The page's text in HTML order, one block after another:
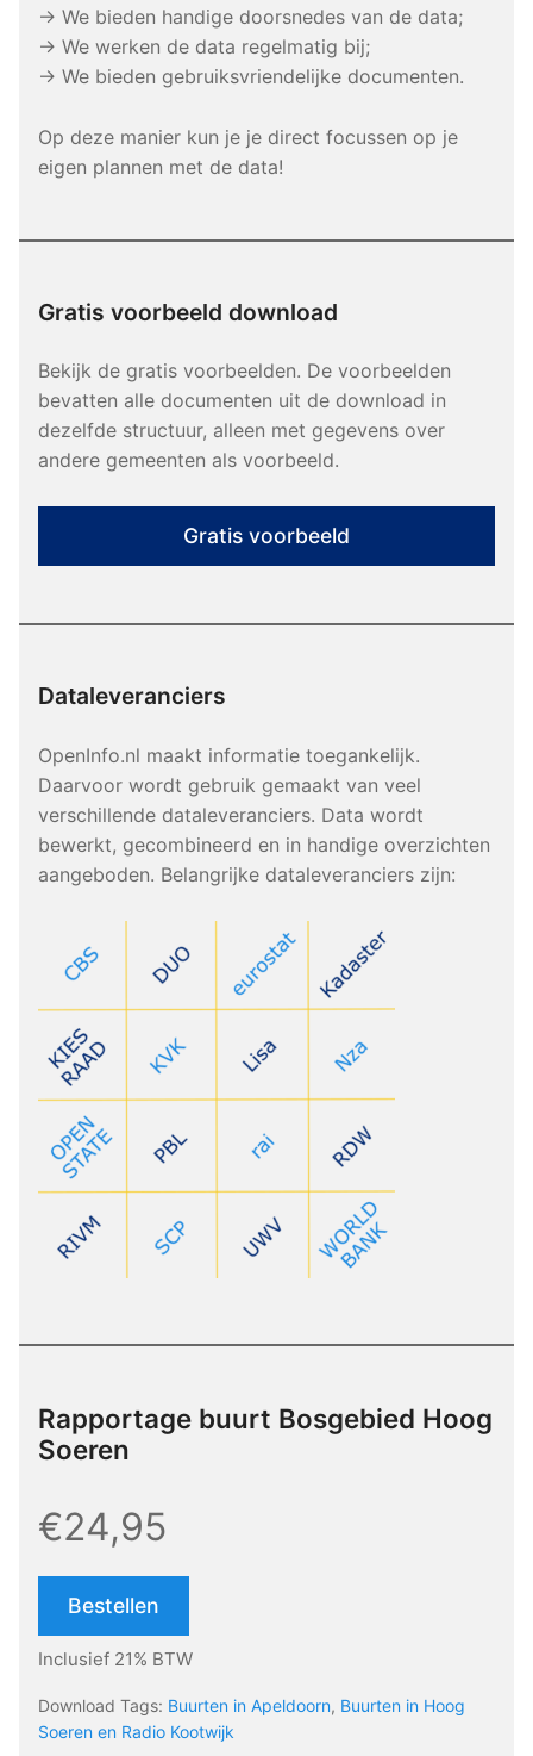
→ We bieden handige doorsnedes van de data;
→ We werken de data regelmatig bij;
→ We bieden gebruiksvriendelijke documenten.
Op deze manier kun je je direct focussen op je
eigen plannen met de data!
Gratis voorbeeld download
Bekijk de gratis voorbeelden. De voorbeelden
bevatten alle documenten uit de download in
dezelfde structuur, alleen met gegevens over
andere gemeenten als voorbeeld.
Gratis voorbeeld
Dataleveranciers
OpenInfo.nl maakt informatie toegankelijk.
Daarvoor wordt gebruik gemaakt van veel
verschillende dataleveranciers. Data wordt
bewerkt, gecombineerd en in handige overzichten
aangeboden. Belangrijke dataleveranciers zijn:
Rapportage buurt Bosgebied Hoog
Soeren
€24,95
Bestellen
Inclusief 21% BTW
Download Tags: Buurten in Apeldoorn, Buurten in Hoog
Soeren en Radio Kootwijk